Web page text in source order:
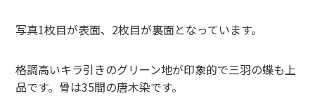
写真1枚目が表面、2枚目が裏面となっています。
格調高いキラ引きのグリーン地が印象的で三羽の蝶も上
品です。骨は35間の唐木染です。